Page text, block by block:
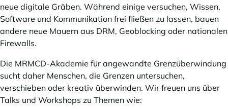
neue digitale Gräben. Während einige versuchen, Wissen,
Software und Kommunikation frei fließen zu lassen, bauen
andere neue Mauern aus DRM, Geoblocking oder nationalen
Firewalls.
Die MRMCD-Akademie für angewandte Grenzüberwindung
sucht daher Menschen, die Grenzen untersuchen,
verschieben oder kreativ überwinden. Wir freuen uns über
Talks und Workshops zu Themen wie: